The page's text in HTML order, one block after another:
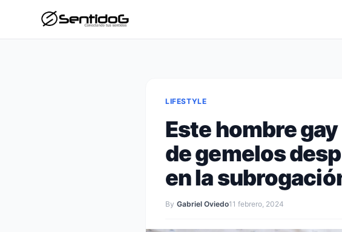
LIFESTYLE
Este hombre
de gemelos
en la
By Gabriel Oviedo11 febrero, 2024